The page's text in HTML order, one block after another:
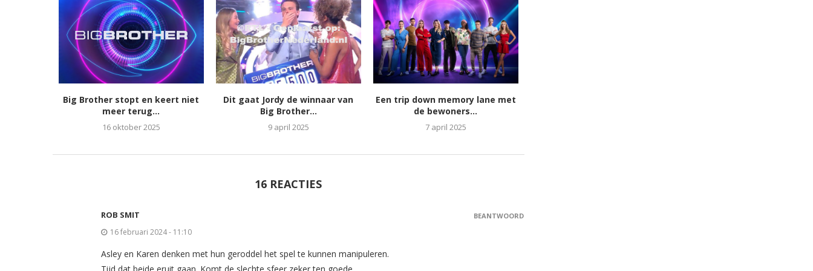
Big Brother stopt en keert niet
meer terug...
16 oktober 2025
Dit gaat Jordy de winnaar van
Big Brother...
9 april 2025
Een trip down memory lane met
de bewoners...
7 april 2025
16 REACTIES
ROB SMIT
16 februari 2024 - 11:10
Asley en Karen denken met hun geroddel het spel te kunnen manipuleren.
BEANTWOORD